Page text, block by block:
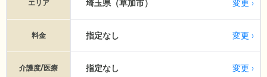
エリア 埼玉県（草加市） 変更
料金 指定なし 変更
介護度/医療 指定なし 変更